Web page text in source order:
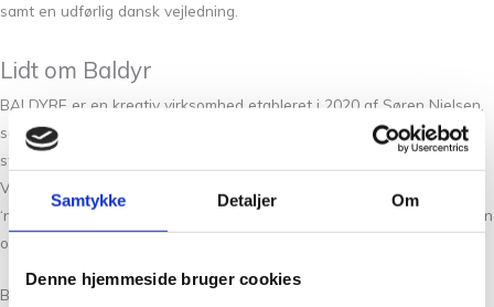
Samtykke Detaljer Om
Denne hjemmeside bruger cookies
samt en udførlig dansk vejledning.
Lidt om Baldyr
BALDYRE er en kreativ virksomhed etableret i 2020 af Søren Nielsen,
som hurtigt har markeret sig med unikke broderikits, der har vundet
stor popularitet blandt hobbyentusiaster i hele Skandinavien.
Virksomhedens sortiment spænder bredt, fra de enkle designs i Pick
‘n’ Mix pudeserien til mere komplekse mønstre, alle inspireret af en ren
og stilfuld nordisk æstetik.
BALDYRE’s succes skyldes deres evne til at forene enkelthed med et